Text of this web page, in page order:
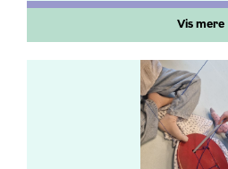
Vis mere